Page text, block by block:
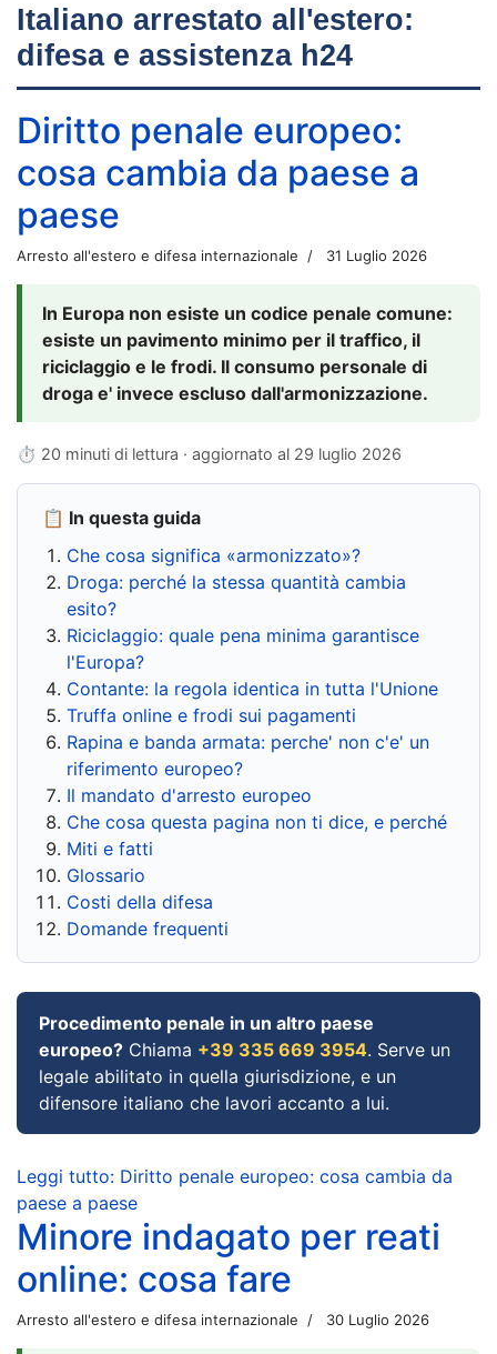
Italiano arrestato all'estero:
difesa e assistenza h24
Diritto penale europeo:
cosa cambia da paese a
paese
Arresto all'estero e difesa internazionale 31 Luglio 2026
In Europa non esiste un codice penale comune:
esiste un pavimento minimo per il traffico, il
riciclaggio e le frodi. Il consumo personale di
droga e' invece escluso dall'armonizzazione.
⏱ 20 minuti di lettura · aggiornato al 29 luglio 2026
📋 In questa guida
Che cosa significa «armonizzato»?
Droga: perché la stessa quantità cambia
esito?
Riciclaggio: quale pena minima garantisce
l'Europa?
Contante: la regola identica in tutta l'Unione
Truffa online e frodi sui pagamenti
Rapina e banda armata: perche' non c'e' un
riferimento europeo?
Il mandato d'arresto europeo
Che cosa questa pagina non ti dice, e perché
Miti e fatti
Glossario
Costi della difesa
Domande frequenti
Procedimento penale in un altro paese
europeo? Chiama +39 335 669 3954. Serve un
legale abilitato in quella giurisdizione, e un
difensore italiano che lavori accanto a lui.
Leggi tutto: Diritto penale europeo: cosa cambia da
paese a paese
Minore indagato per reati
online: cosa fare
Arresto all'estero e difesa internazionale 30 Luglio 2026